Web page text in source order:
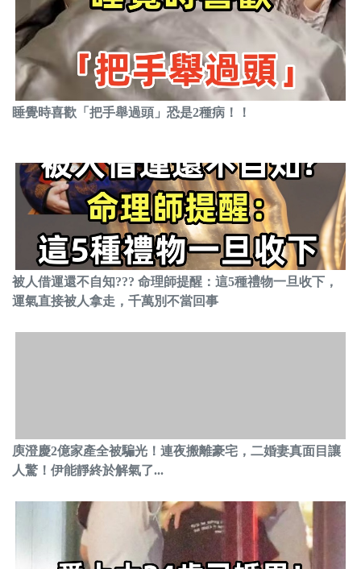
睡覺時喜歡「把手舉過頭」恐是2種病！！
被人借運還不自知??? 命理師提醒：這5種禮物一旦收下，
運氣直接被人拿走，千萬別不當回事
庾澄慶2億家產全被騙光！連夜搬離豪宅，二婚妻真面目讓
人驚！伊能靜終於解氣了...